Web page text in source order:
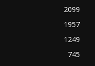
2099
1957
1249
745